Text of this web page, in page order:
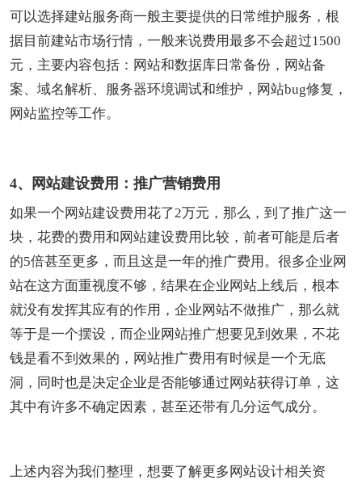
可以选择建站服务商一般主要提供的日常维护服务，根
据目前建站市场行情，一般来说费用最多不会超过1500
元，主要内容包括：网站和数据库日常备份，网站备
案、域名解析、服务器环境调试和维护，网站bug修复，
网站监控等工作。
4、网站建设费用：推广营销费用
如果一个网站建设费用花了2万元，那么，到了推广这一
块，花费的费用和网站建设费用比较，前者可能是后者
的5倍甚至更多，而且这是一年的推广费用。很多企业网
站在这方面重视度不够，结果在企业网站上线后，根本
就没有发挥其应有的作用，企业网站不做推广，那么就
等于是一个摆设，而企业网站推广想要见到效果，不花
钱是看不到效果的，网站推广费用有时候是一个无底
洞，同时也是决定企业是否能够通过网站获得订单，这
其中有许多不确定因素，甚至还带有几分运气成分。
上述内容为我们整理，想要了解更多网站设计相关资